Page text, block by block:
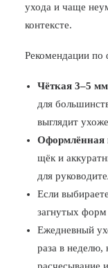
ухода и чаще
контексте.
Рекомендации
Чёткая 3–5
для
выглядит
Оформлённая
щёк и
для
Если
загнутых
Ежедневный
раза в неделю,